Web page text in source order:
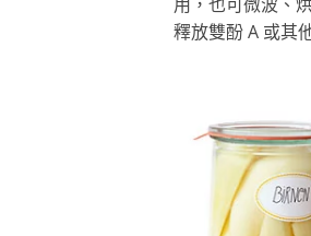
釋放雙酚 A 或其